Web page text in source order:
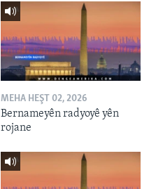
MEHA HEŞT 02, 2026
Bernameyên radyoyê yên
rojane